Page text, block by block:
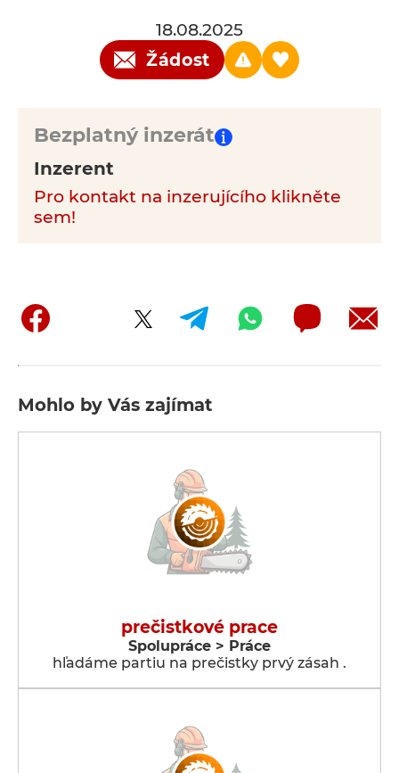
18.08.2025
Žádost
Bezplatný inzerát
Inzerent
Pro kontakt na inzerujícího klikněte
sem!
Mohlo by Vás zajímat
prečistkové prace
Spolupráce > Práce
hľadáme partiu na prečistky prvý zásah .